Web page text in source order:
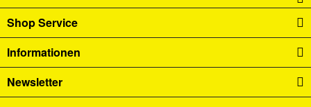
Shop Service
Informationen
Newsletter